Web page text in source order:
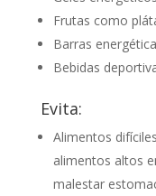
Frutas como
Barras
Bebidas
Evita:
Alimentos
alimentos altos
malestar